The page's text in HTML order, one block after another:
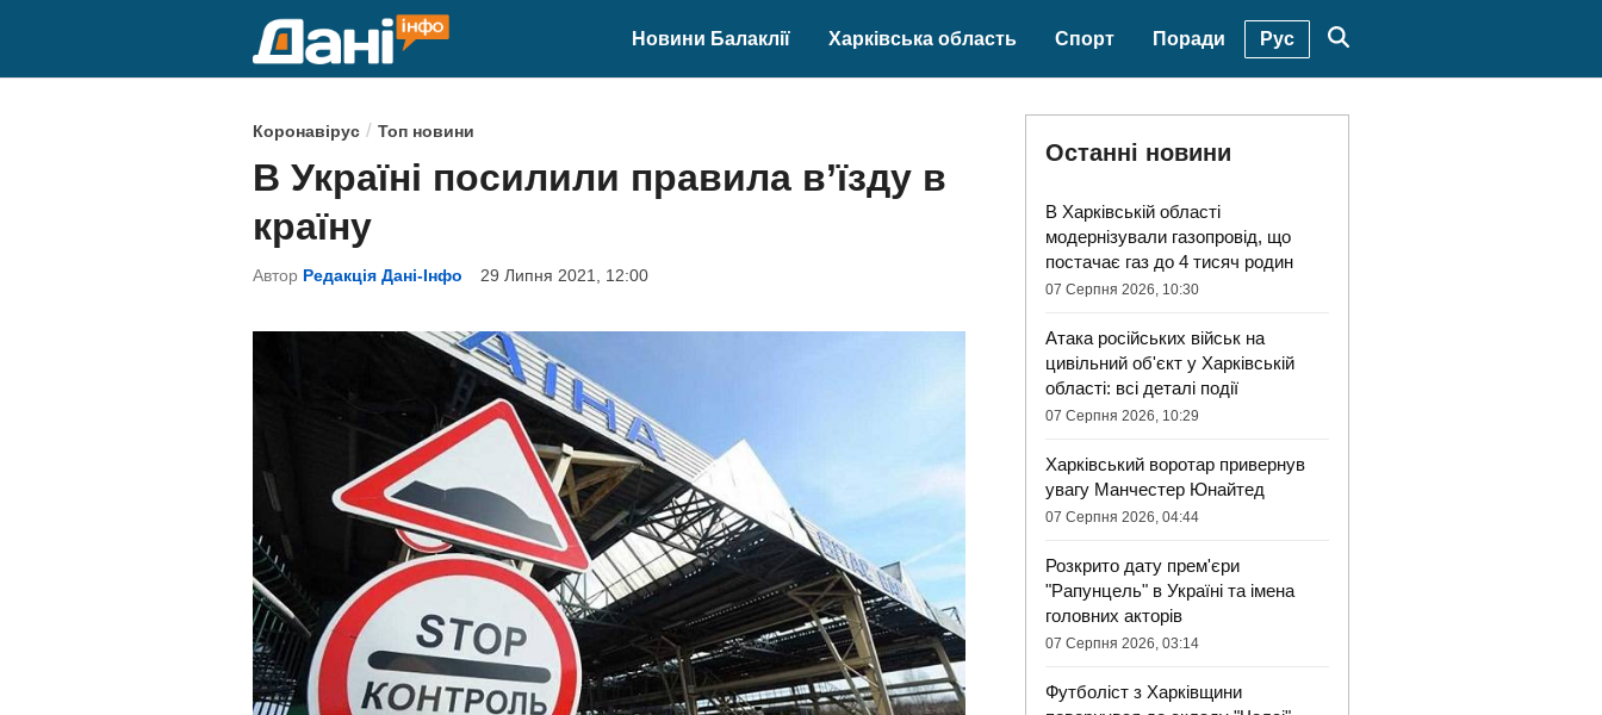
Новини Балаклії Харківська область Спорт Поради Рус
P
o
s
i
Коронавірус / Топ новини
В Україні посилили правила в’їзду в
країну
Автор Редакція Дані-Інфо 29 Липня 2021, 12:00
Останні новини
В Харківській області
модернізували газопровід, що
постачає газ до 4 тисяч родин
07 Серпня 2026, 10:30
Атака російських військ на
цивільний об'єкт у Харківській
області: всі деталі події
07 Серпня 2026, 10:29
Харківський воротар привернув
увагу Манчестер Юнайтед
07 Серпня 2026, 04:44
Розкрито дату прем'єри
"Рапунцель" в Україні та імена
головних акторів
07 Серпня 2026, 03:14
Футболіст з Харківщини